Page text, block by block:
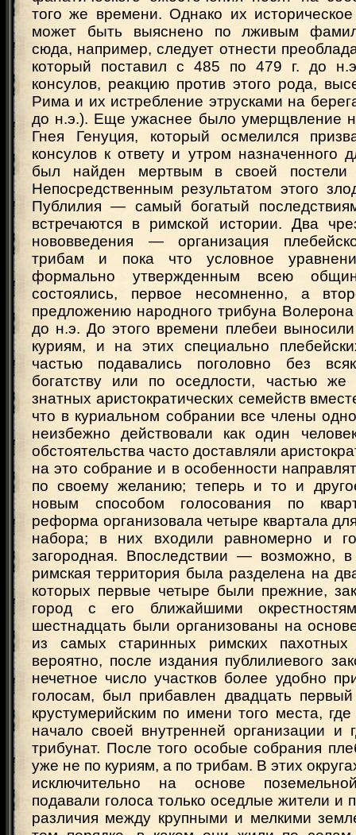
того же времени. Однако их
может быть выяснено по лживым
сюда, например, следует отнести
который поставил с 485 по 479 г. до
консулов, реакцию против этого рода,
Рима и их истребление этрусками на
до н.э.). Еще ужаснее было умерщвление
Гнея Генуция, который осмелился
консулов к ответу и утром назначенного
был найден мертвым в своей
Непосредственным результатом этого
Публилия — самый богатый
встречаются в римской истории. Два
нововведения — организация
трибам и пока что условное
формально утвержденным всею
состоялись, первое несомненно, а
предложению народного трибуна
до н.э. До этого времени плебеи
куриям, и на этих специально
частью подавались поголовно без
богатству или по оседлости, частью же
знатных аристократических семейств
что в куриальном собрании все члены
неизбежно действовали как один
обстоятельства часто доставляли
на это собрание и в особенности
по своему желанию; теперь и то и
новым способом голосования по
реформа организовала четыре квартала
набора; в них входили равномерно и
загородная. Впоследствии — возможно,
римская территория была разделена на
которых первые четыре были прежние,
город с его ближайшими
шестнадцать были организованы на
из самых старинных римских пахотных
вероятно, после издания публилиевого
нечетное число участков более удобно
голосам, был прибавлен двадцать первый
крустумерийским по имени того места,
начало своей внутренней организации и
трибунат. После того особые собрания
уже не по куриям, а по трибам. В этих
исключительно на основе
подавали голоса только оседлые жители и
различия между крупными и мелкими